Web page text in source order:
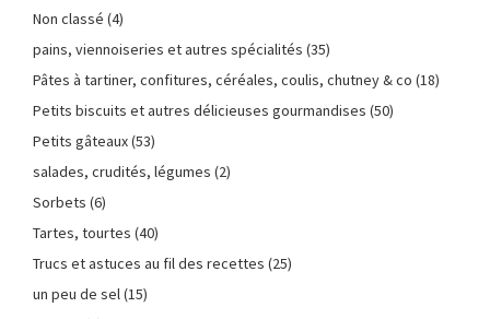
Non classé (4)
pains, viennoiseries et autres spécialités (35)
Pâtes à tartiner, confitures, céréales, coulis, chutney & co (18)
Petits biscuits et autres délicieuses gourmandises (50)
Petits gâteaux(53)
salades, crudités, légumes (2)
Sorbets (6)
Tartes, tourtes (40)
Trucs et astuces au fil des recettes (25)
un peu de sel(15)